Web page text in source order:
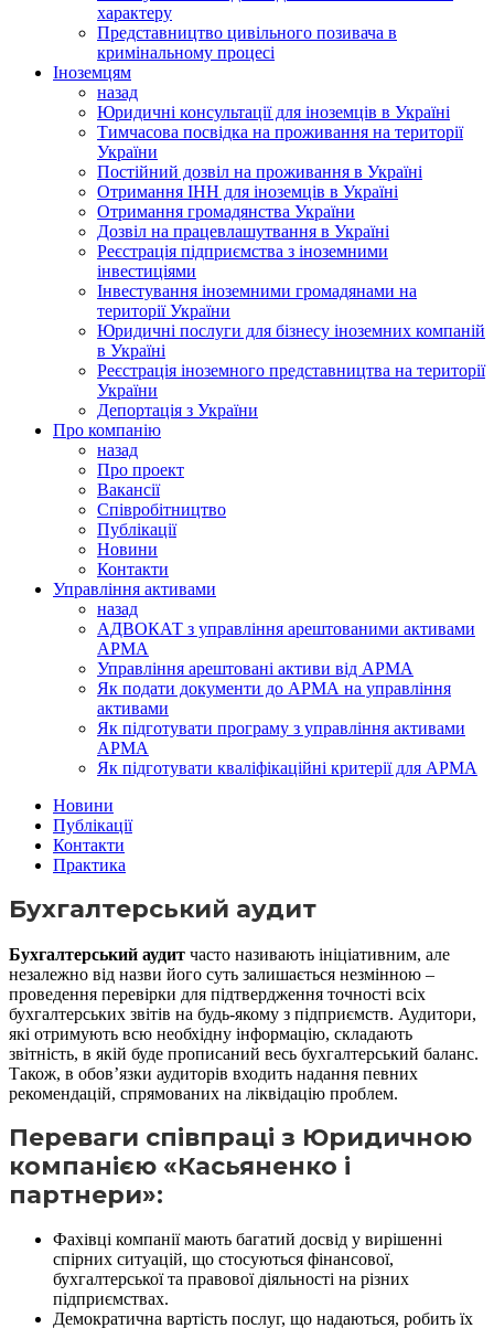
характеру
Представництво цивільного позивача в
кримінальному процесі
Іноземцям
назад
Юридичні консультації для іноземців в Україні
Тимчасова посвідка на проживання на території
України
Постійний дозвіл на проживання в Україні
Отримання ІНН для іноземців в Україні
Отримання громадянства України
Дозвіл на працевлашутвання в Україні
Реєстрація підприємства з іноземними
інвестиціями
Інвестування іноземними громадянами на
території України
Юридичні послуги для бізнесу іноземних компаній
в Україні
Реєстрація іноземного представництва на території
України
Депортація з України
Про компанію
назад
Про проект
Вакансії
Співробітництво
Публікації
Новини
Контакти
Управління активами
назад
АДВОКАТ з управління арештованими активами
АРМА
Управління арештовані активи від АРМА
Як подати документи до АРМА на управління
активами
Як підготувати програму з управління активами
АРМА
Як підготувати кваліфікаційні критерії для АРМА
Новини
Публікації
Контакти
Практика
Бухгалтерський аудит
Бухгалтерський аудит часто називають ініціативним, але
незалежно від назви його суть залишається незмінною –
проведення перевірки для підтвердження точності всіх
бухгалтерських звітів на будь-якому з підприємств. Аудитори,
які отримують всю необхідну інформацію, складають
звітність, в якій буде прописаний весь бухгалтерський баланс.
Також, в обов’язки аудиторів входить надання певних
рекомендацій, спрямованих на ліквідацію проблем.
Переваги співпраці з Юридичною
компанією «Касьяненко і
партнери»:
Фахівці компанії мають багатий досвід у вирішенні
спірних ситуацій, що стосуються фінансової,
бухгалтерської та правової діяльності на різних
підприємствах.
Демократична вартість послуг, що надаються, робить їх